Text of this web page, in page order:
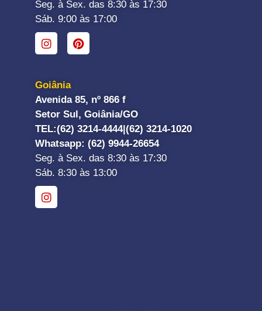
Seg. à Sex. das 8:30 às 17:30
Sáb. 9:00 às 17:00
Goiânia
Avenida 85, nº 866 f
Setor Sul, Goiânia/GO
TEL:(62) 3214-4444|(62) 3214-1020
Whatsapp: (62) 9944-26654
Seg. à Sex. das 8:30 às 17:30
Sáb. 8:30 às 13:00